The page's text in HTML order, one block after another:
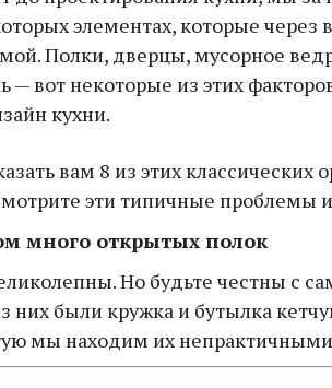
элементах, которые через
Полки, дверцы, мусорное
— вот некоторые из этих
кухни.
вам 8 из этих классических
эти типичные проблемы
много открытых полок
Но будьте честны с
них были кружка и бутылка
мы находим их